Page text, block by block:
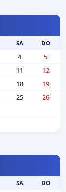
SA DO
4
5
11
12
18
19
25
26
SA DO